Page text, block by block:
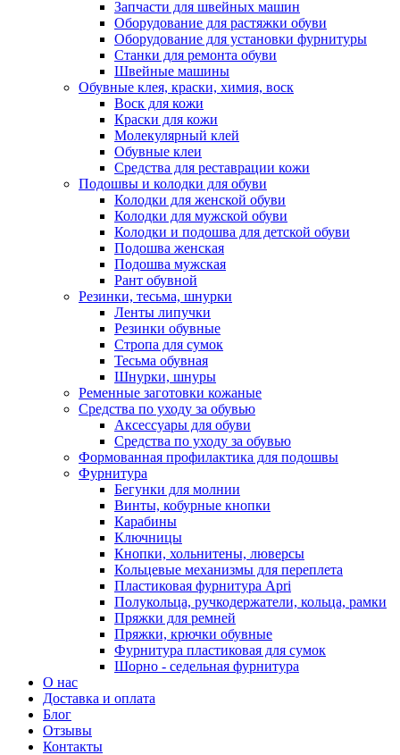
Запчасти для швейных машин
Оборудование для растяжки обуви
Оборудование для установки фурнитуры
Станки для ремонта обуви
Швейные машины
Обувные клея, краски, химия, воск
Воск для кожи
Краски для кожи
Молекулярный клей
Обувные клеи
Средства для реставрации кожи
Подошвы и колодки для обуви
Колодки для женской обуви
Колодки для мужской обуви
Колодки и подошва для детской обуви
Подошва женская
Подошва мужская
Рант обувной
Резинки, тесьма, шнурки
Ленты липучки
Резинки обувные
Стропа для сумок
Тесьма обувная
Шнурки, шнуры
Ременные заготовки кожаные
Средства по уходу за обувью
Аксессуары для обуви
Средства по уходу за обувью
Формованная профилактика для подошвы
Фурнитура
Бегунки для молнии
Винты, кобурные кнопки
Карабины
Ключницы
Кнопки, хольнитены, люверсы
Кольцевые механизмы для переплета
Пластиковая фурнитура Apri
Полукольца, ручкодержатели, кольца, рамки
Пряжки для ремней
Пряжки, крючки обувные
Фурнитура пластиковая для сумок
Шорно - седельная фурнитура
О нас
Доставка и оплата
Блог
Отзывы
Контакты